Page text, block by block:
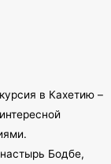
в Кахетию –
Бодбе,